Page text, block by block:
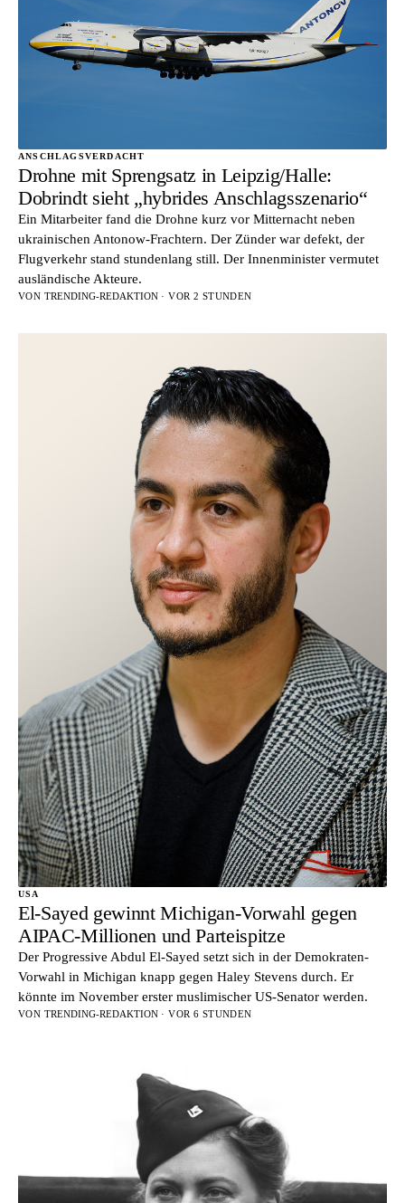
ANSCHLAGSVERDACHT
Drohne mit Sprengsatz in Leipzig/Halle:
Dobrindt sieht „hybrides Anschlagsszenario“
Ein Mitarbeiter fand die Drohne kurz vor Mitternacht neben
ukrainischen Antonow-Frachtern. Der Zünder war defekt, der
Flugverkehr stand stundenlang still. Der Innenminister vermutet
ausländische Akteure.
VON TRENDING-REDAKTION· VOR 2 STUNDEN
USA
El-Sayed gewinnt Michigan-Vorwahl gegen
AIPAC-Millionen und Parteispitze
Der Progressive Abdul El-Sayed setzt sich in der Demokraten-
Vorwahl in Michigan knapp gegen Haley Stevens durch. Er
könnte im November erster muslimischer US-Senator werden.
VON TRENDING-REDAKTION· VOR 6 STUNDEN